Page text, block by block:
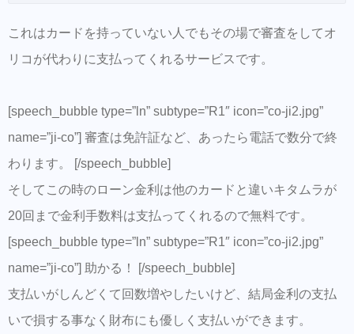
これはカードを持っていない人でもその場で審査をしてオ
リコが代わりに支払ってくれるサービスです。
[speech_bubble type=”ln” subtype=”R1″ icon=”co-ji2.jpg”
name=”ji-co”] 審査は免許証など、あったら電話で数分で終
わります。 [/speech_bubble]
そしてこの時のローン金利は他のカードと違いキタムラが
20回まで金利手数料は支払ってくれるので無料です。
[speech_bubble type=”ln” subtype=”R1″ icon=”co-ji2.jpg”
name=”ji-co”] 助かる！ [/speech_bubble]
支払いがしんどくて回数増やしたいけど、結局金利の支払
いで損する事なく財布にも優しく支払いができます。